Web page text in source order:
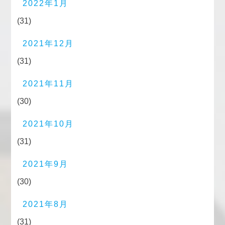
2022年1月
(31)
2021年12月
(31)
2021年11月
(30)
2021年10月
(31)
2021年9月
(30)
2021年8月
(31)